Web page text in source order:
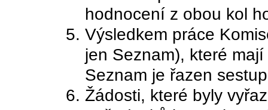
hodnocení z obou kol
Výsledkem práce
jen Seznam), které
Seznam je řazen
Žádosti, které byly